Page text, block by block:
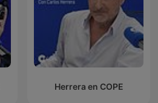
Herrera en COPE